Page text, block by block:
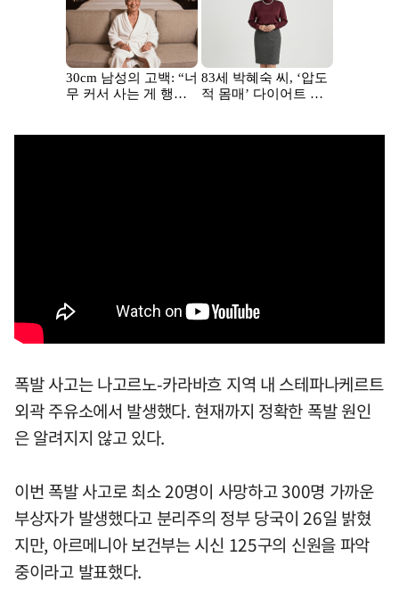
폭발 사고는 나고르노-카라바흐 지역 내 스테파나케르트
외곽 주유소에서 발생했다. 현재까지 정확한 폭발 원인
은 알려지지 않고 있다.
이번 폭발 사고로 최소 20명이 사망하고 300명 가까운
부상자가 발생했다고 분리주의 정부 당국이 26일 밝혔
지만, 아르메니아 보건부는 시신 125구의 신원을 파악
중이라고 발표했다.